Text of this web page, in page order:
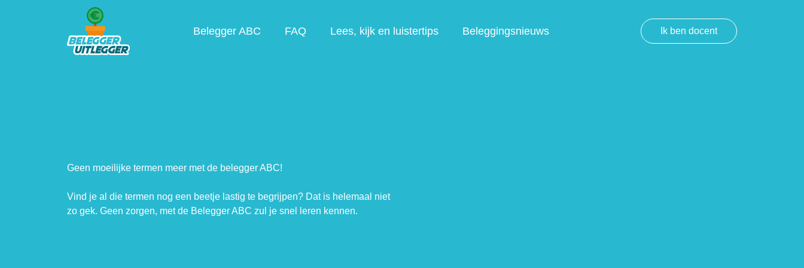
Belegger ABC FAQ Lees, kijk en luistertips Beleggingsnieuws Ik ben docent
Geen moeilijke termen meer met de belegger ABC!
Vind je al die termen nog een beetje lastig te begrijpen? Dat is helemaal niet
zo gek. Geen zorgen, met de Belegger ABC zul je snel leren kennen.